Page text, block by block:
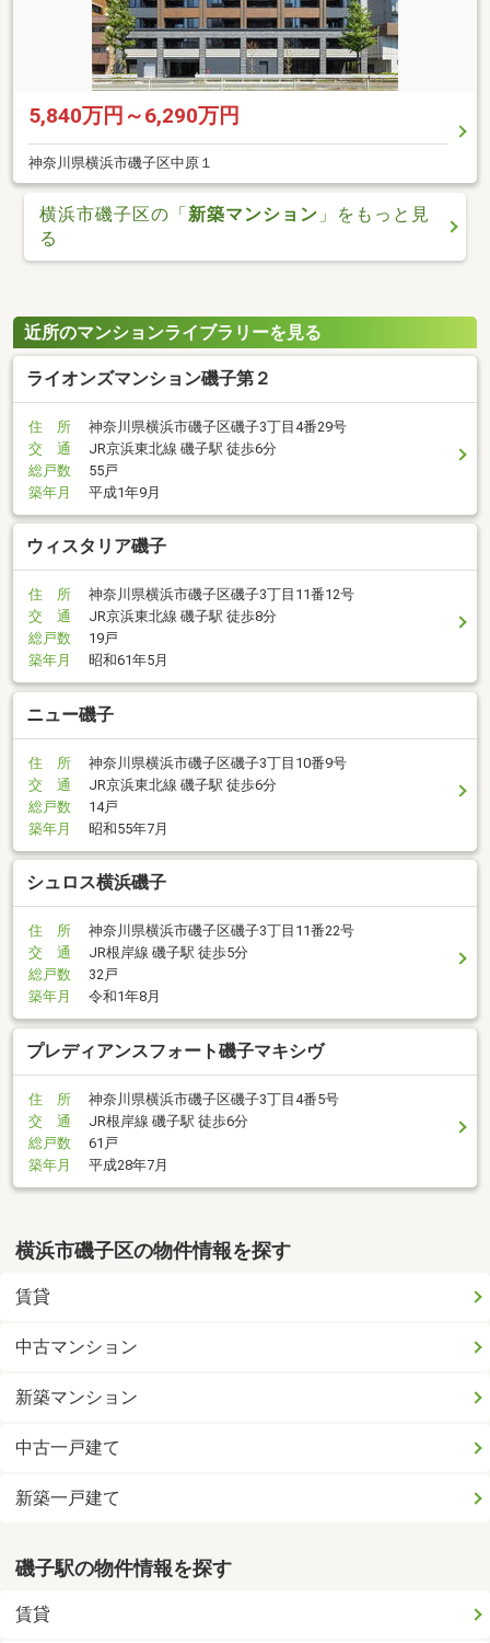
5,840万円～6,290万円
神奈川県横浜市磯子区中原１
横浜市磯子区の「新築マンション 」をもっと見
る
近所のマンションライブラリーを見る
ライオンズマンション磯子第２
住 所
神奈川県横浜市磯子区磯子3丁目4番29号
交 通
JR京浜東北線 磯子駅 徒歩6分
総戸数
55戸
築年月
平成1年9月
ウィスタリア磯子
住 所
神奈川県横浜市磯子区磯子3丁目11番12号
交 通
JR京浜東北線 磯子駅 徒歩8分
総戸数
19戸
築年月
昭和61年5月
ニュー磯子
住 所
神奈川県横浜市磯子区磯子3丁目10番9号
交 通
JR京浜東北線 磯子駅 徒歩6分
総戸数
14戸
築年月
昭和55年7月
シュロス横浜磯子
住 所
神奈川県横浜市磯子区磯子3丁目11番22号
交 通
JR根岸線 磯子駅 徒歩5分
総戸数
32戸
築年月
令和1年8月
プレディアンスフォート磯子マキシヴ
住 所
神奈川県横浜市磯子区磯子3丁目4番5号
交 通
JR根岸線 磯子駅 徒歩6分
総戸数
61戸
築年月
平成28年7月
横浜市磯子区の物件情報を探す
賃貸
中古マンション
新築マンション
中古一戸建て
新築一戸建て
磯子駅の物件情報を探す
賃貸